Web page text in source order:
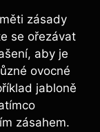
zásady
se ořezávat
aby je
ovocné
jabloně
zásahem.